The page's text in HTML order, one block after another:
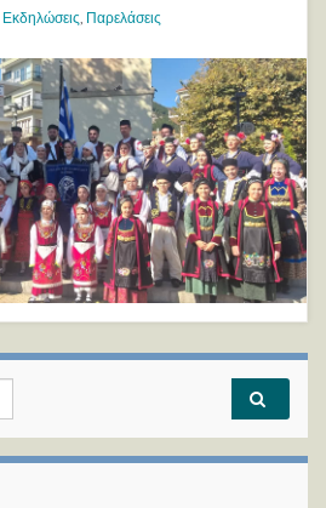
Εκδηλώσεις, Παρελάσεις